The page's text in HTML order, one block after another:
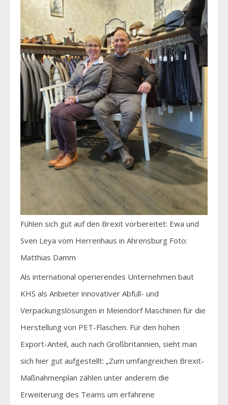
Fühlen sich gut auf den Brexit vorbereitet: Ewa und
Sven Leya vom Herrenhaus in Ahrensburg Foto:
Matthias Damm
Als international operierendes Unternehmen baut
KHS als Anbieter innovativer Abfüll- und
Verpackungslösungen in Meiendorf Maschinen für die
Herstellung von PET-Flaschen. Für den hohen
Export-Anteil, auch nach Großbritannien, sieht man
sich hier gut aufgestellt: „Zum umfangreichen Brexit-
Maßnahmenplan zählen unter anderem die
Erweiterung des Teams um erfahrene